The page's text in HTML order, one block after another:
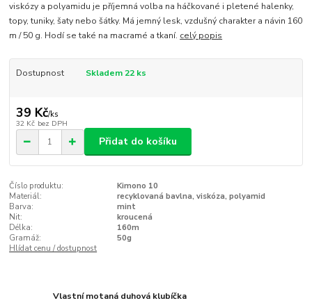
viskózy a polyamidu je příjemná volba na háčkované i pletené halenky,
topy, tuniky, šaty nebo šátky. Má jemný lesk, vzdušný charakter a návin 160
m / 50 g. Hodí se také na macramé a tkaní. celý popis
Dostupnost Skladem 22 ks
39 Kč/ks
32 Kč bez DPH
Přidat do košíku
Číslo produktu:
Kimono 10
Materiál:
recyklovaná bavlna, viskóza, polyamid
Barva:
mint
Nit:
kroucená
Délka:
160m
Gramáž:
50g
Hlídat cenu / dostupnost
Vlastní motaná duhová klubíčka